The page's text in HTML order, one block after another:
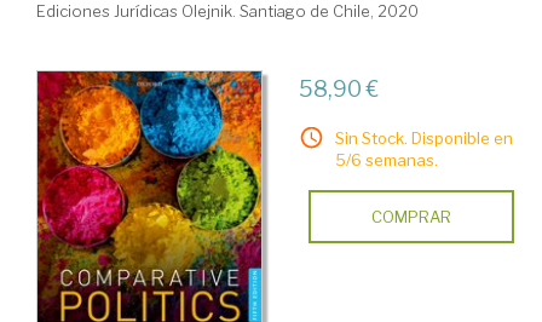
Ediciones Jurídicas Olejnik. Santiago de Chile, 2020
58,90 €
Sin Stock. Disponible en
5/6 semanas.
COMPRAR